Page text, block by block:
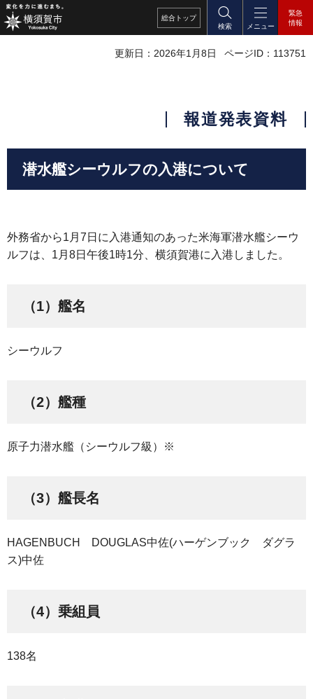
総合 トップ
検索
メニュー
緊急
情報
更新日：2026年1月8日 ページID：113751
報道発表資料
潜水艦シーウルフの入港について
外務省から1月7日に入港通知のあった米海軍潜水艦シーウ
ルフは、1月8日午後1時1分、横須賀港に入港しました。
（1）艦名
シーウルフ
（2）艦種
原子力潜水艦（シーウルフ級）※
（3）艦長名
HAGENBUCH DOUGLAS中佐(ハーゲンブック ダグラ
ス)中佐
（4）乗組員
138名